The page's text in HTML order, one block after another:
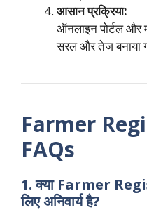
आसान प्रक्रिया:
ऑनलाइन पोर्टल और
सरल और तेज बनाया
Farmer
FAQs
1. क्या Farmer
लिए अनिवार्य है?